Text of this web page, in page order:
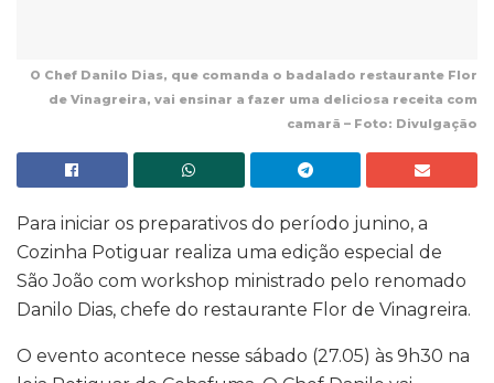
O Chef Danilo Dias, que comanda o badalado restaurante Flor
de Vinagreira, vai ensinar a fazer uma deliciosa receita com
camarã – Foto: Divulgação
Para iniciar os preparativos do período junino, a
Cozinha Potiguar realiza uma edição especial de
São João com workshop ministrado pelo renomado
Danilo Dias, chefe do restaurante Flor de Vinagreira.
O evento acontece nesse sábado (27.05) às 9h30 na